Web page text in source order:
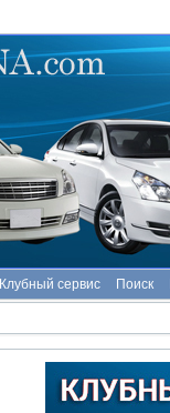
Клубный сервис Поиск